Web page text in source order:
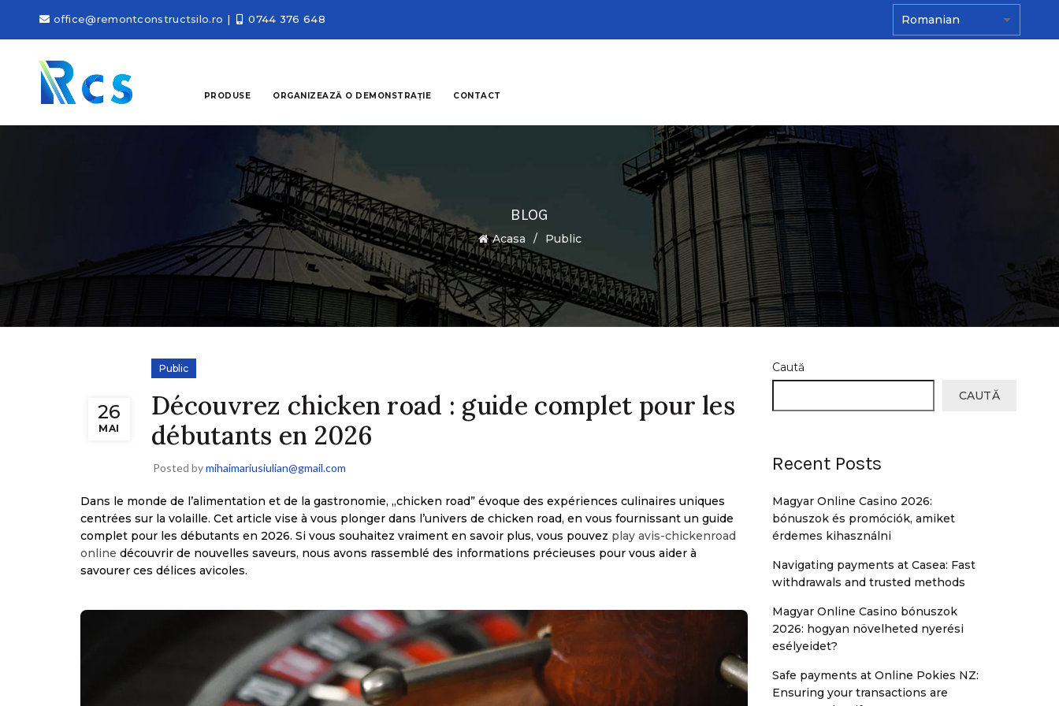
office@remontconstructsilo.ro | 0744 376 648
PRODUSE ORGANIZEAZĂ O DEMONSTRAȚIE CONTACT
BLOG
Acasa Public
26
MAI
Public
Découvrez chicken road : guide complet pour les
débutants en 2026
Posted bymihaimariusiulian@gmail.com
Dans le monde de l’alimentation et de la gastronomie, „chicken road” évoque des expériences culinaires uniques
centrées sur la volaille. Cet article vise à vous plonger dans l’univers de chicken road, en vous fournissant un guide
complet pour les débutants en 2026. Si vous souhaitez vraiment en savoir plus, vous pouvez play avis-chickenroad
online découvrir de nouvelles saveurs, nous avons rassemblé des informations précieuses pour vous aider à
savourer ces délices avicoles.
Caută
CAUTĂ
Recent Posts
Magyar Online Casino 2026:
bónuszok és promóciók, amiket
érdemes kihasználni
Navigating payments at Casea: Fast
withdrawals and trusted methods
Magyar Online Casino bónuszok
2026: hogyan növelheted nyerési
esélyeidet?
Safe payments at Online Pokies NZ:
Ensuring your transactions are